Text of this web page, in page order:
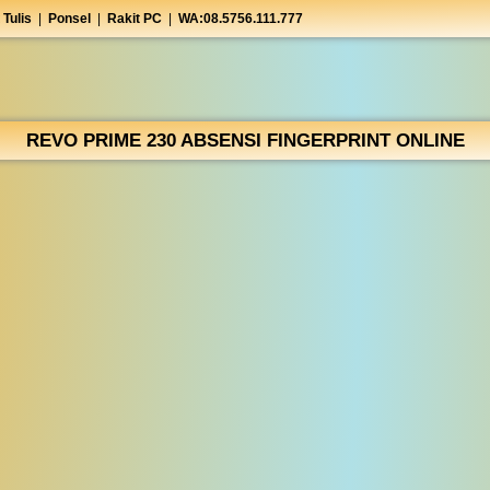
Ponsel Rakit PC WA:08.5756.111.777
REVO PRIME 230 ABSENSI FINGERPRINT ONLINE